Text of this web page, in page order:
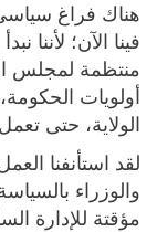
هناك فراغ سياسي
فينا الآن؛ لأننا
منتظمة لمجلس
أولويات
الولاية، حتى
لقد استأنفنا
والوزراء
مؤقتة للإدارة